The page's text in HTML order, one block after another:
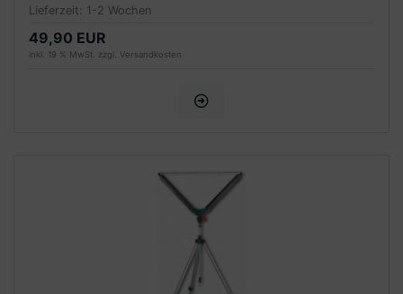
Lieferzeit: 1-2 Wochen
49,90 EUR
inkl. 19 % MwSt. zzgl. Versandkosten